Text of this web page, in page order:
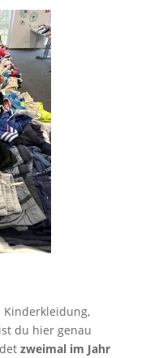
du hier genau
zweimal im Jahr